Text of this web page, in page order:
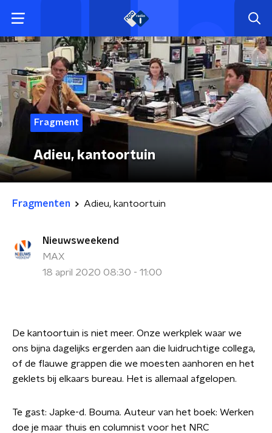
Fragment
Adieu, kantoortuin
Fragmenten Adieu, kantoortuin
Nieuwsweekend
MAX
18 april 2020 08:30 - 11:00
De kantoortuin is niet meer. Onze werkplek waar we
ons bijna dagelijks ergerden aan die luidruchtige collega,
of de flauwe grappen die we moesten aanhoren en het
geklets bij elkaars bureau. Het is allemaal afgelopen.
Te gast: Japke-d. Bouma. Auteur van het boek: Werken
doe je maar thuis en columnist voor het NRC